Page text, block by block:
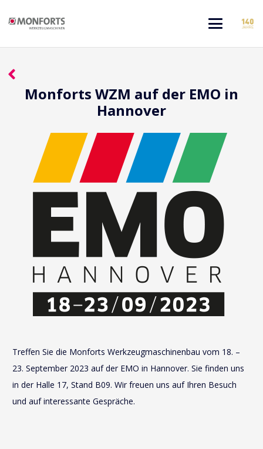
Monforts WZM auf der EMO in
Hannover
Treffen Sie die Monforts Werkzeugmaschinenbau vom 18. –
23. September 2023 auf der EMO in Hannover. Sie finden uns
in der Halle 17, Stand B09. Wir freuen uns auf Ihren Besuch
und auf interessante Gespräche.